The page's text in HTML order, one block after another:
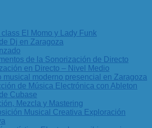
class El Momo y Lady Funk
Dj en Zaragoza
de la Sonorización de Directo
en Directo – Nivel Medio
musical moderno presencial en Zaragoza
de Música Electrónica con Ableton
Cubase
Mezcla y Mastering
Musical Creativa Exploración